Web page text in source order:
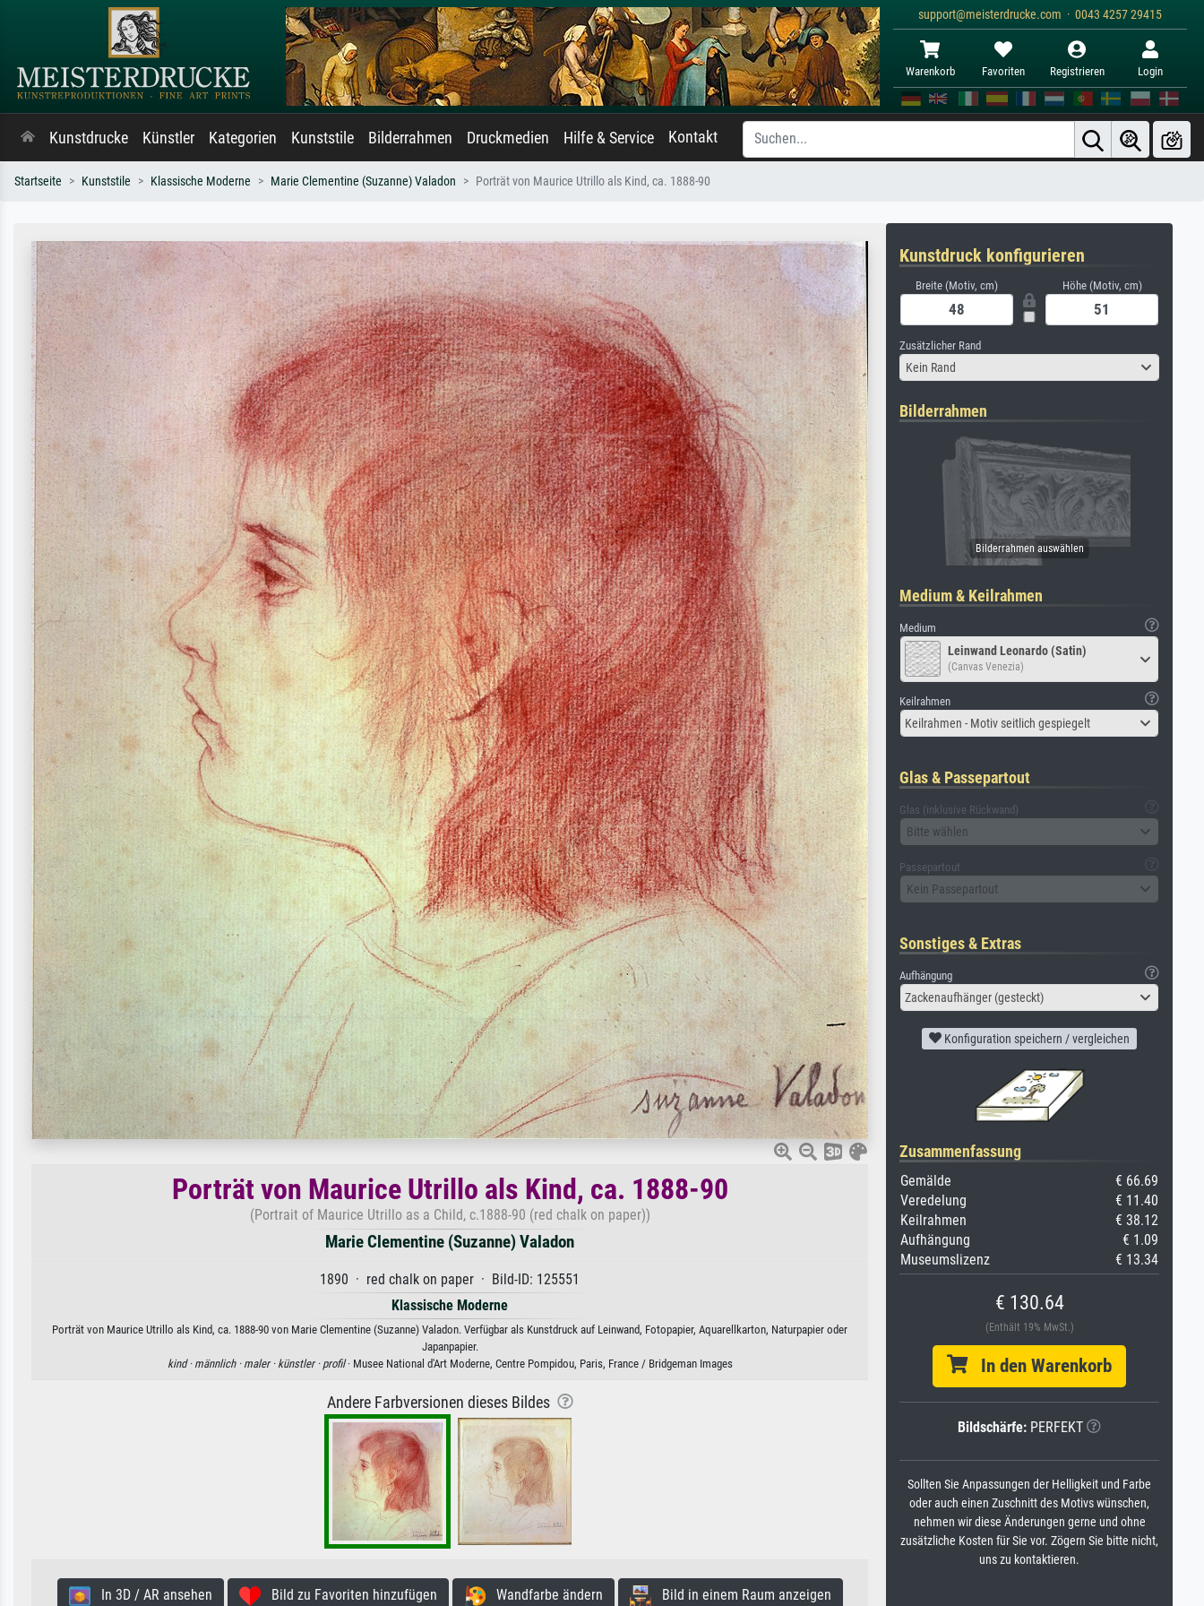
support@meisterdrucke.com · 0043 4257 29415
Warenkorb Favoriten Registrieren Login
Kunstdrucke Künstler Kategorien Kunststile Bilderrahmen Druckmedien Hilfe & Service Kontakt
Startseite Kunststile Klassische Moderne Marie Clementine (Suzanne) Valadon Porträt von Maurice Utrillo als Kind, ca. 1888-90
Porträt von Maurice Utrillo als Kind, ca. 1888-90
(Portrait of Maurice Utrillo as a Child, c.1888-90 (red chalk on paper))
Marie Clementine (Suzanne) Valadon
1890 · red chalk on paper · Bild-ID: 125551
Klassische Moderne
Porträt von Maurice Utrillo als Kind, ca. 1888-90 von Marie Clementine (Suzanne) Valadon. Verfügbar als Kunstdruck auf Leinwand, Fotopapier, Aquarellkarton, Naturpapier oder
Japanpapier.
kind · männlich · maler · künstler · profil· Musee National d'Art Moderne, Centre Pompidou, Paris, France / Bridgeman Images
Andere Farbversionen dieses Bildes
In 3D / AR ansehen Bild zu Favoriten hinzufügen Wandfarbe ändern Bild in einem Raum anzeigen
Kunstdruck konfigurieren
Breite (Motiv, cm) Höhe (Motiv, cm)
Zusätzlicher Rand
Kein Rand
Bilderrahmen
Medium & Keilrahmen
Medium
Leinwand Leonardo (Satin)
(Canvas Venezia)
Keilrahmen
Keilrahmen - Motiv seitlich gespiegelt
Glas & Passepartout
Glas (inklusive Rückwand)
Bitte wählen
Passepartout
Kein Passepartout
Sonstiges & Extras
Aufhängung
Zackenaufhänger (gesteckt)
Konfiguration speichern / vergleichen
Zusammenfassung
Gemälde
€ 66.69
Veredelung
€ 11.40
Keilrahmen
€ 38.12
Aufhängung
€ 1.09
Museumslizenz
€ 13.34
€ 130.64
(Enthält 19% MwSt.)
In den Warenkorb
Bildschärfe: PERFEKT
Sollten Sie Anpassungen der Helligkeit und Farbe
oder auch einen Zuschnitt des Motivs wünschen,
nehmen wir diese Änderungen gerne und ohne
zusätzliche Kosten für Sie vor. Zögern Sie bitte nicht,
uns zu kontaktieren.